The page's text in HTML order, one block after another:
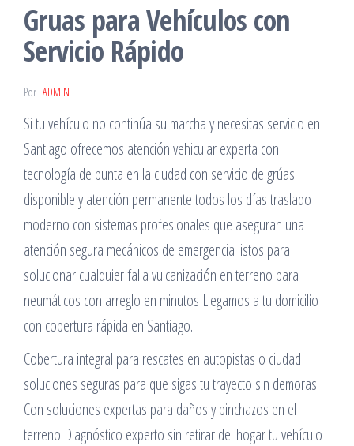
Gruas para Vehículos con
Servicio Rápido
Por ADMIN
Si tu vehículo no continúa su marcha y necesitas servicio en
Santiago ofrecemos atención vehicular experta con
tecnología de punta en la ciudad con servicio de grúas
disponible y atención permanente todos los días traslado
moderno con sistemas profesionales que aseguran una
atención segura mecánicos de emergencia listos para
solucionar cualquier falla vulcanización en terreno para
neumáticos con arreglo en minutos Llegamos a tu domicilio
con cobertura rápida en Santiago.
Cobertura integral para rescates en autopistas o ciudad
soluciones seguras para que sigas tu trayecto sin demoras
Con soluciones expertas para daños y pinchazos en el
terreno Diagnóstico experto sin retirar del hogar tu vehículo